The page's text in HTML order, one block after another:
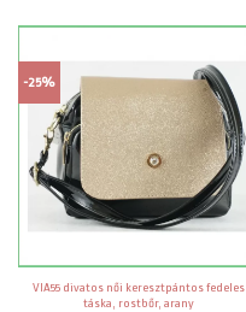
-25%
VIA55 divatos női keresztpántos fedeles
táska, rostbőr, arany